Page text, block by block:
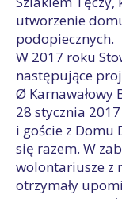
utworzenie
podopiecznych.
W 2017 roku
następujące
Ø Karnawałowy
28 stycznia
i goście z Domu
się razem. W
wolontariusze z
otrzymały